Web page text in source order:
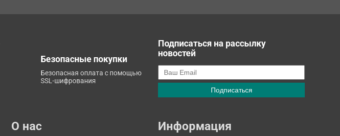
Безопасные покупки
Безопасная оплата с помощью
SSL-шифрования
Подписаться на рассылку
новостей
О нас Информация